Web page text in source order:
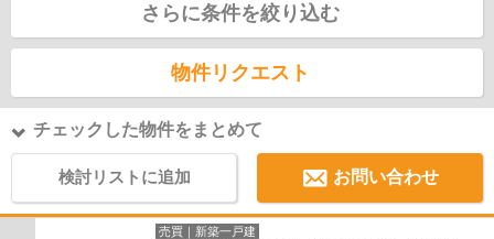
さらに条件を絞り込む
物件リクエスト
チェックした物件をまとめて
検討リストに追加 お問い合わせ
売買｜新築一戸建